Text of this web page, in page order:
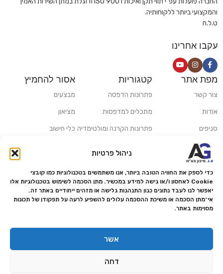
ניהול פרטיות
כדי לספק את החוויה הטובה ביותר, אנו משתמשים בטכנולוגיות כמו קובצי
Cookie לאחסון ו/או גישה למידע במכשיר. מתן הסכמה לשימוש בטכנולוגיות אלו
יאפשר לנו לעבד נתונים כגון התנהגות גלישה או מזהים ייחודיים באתר זה.
אי־מתן הסכמה או משיכת ההסכמה עלולים להשפיע לרעה על תפקודן של תכונות
מסוימות באתר.
אשר
דחה
והמקצועי ביותר ללקוחותיה.
ט.ל.ח
עקבו אחרינו
מפת אתר
צור קשר
אודות
סניפים
משלוחים ואיסוף עצמי
מדריכים ומאמרים
מותגים
מעבדת תיקונים
הצהרת נגישות
מדיניות פרטיות
מדיניות החזרות והחזרים
קטגוריות
פתרונות הדפסה
מתכלים למדפסות
פתרונות הקרנה ומולטימדיה
פתרונות למגזר הרפואי
אסור להחמיץ
מבצעים
מציאון
כלי חישוב